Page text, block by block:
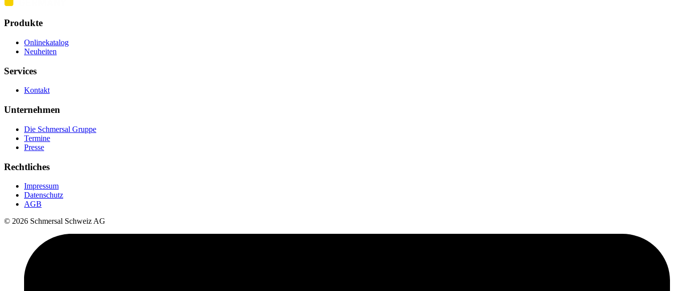
Produkte
Onlinekatalog
Neuheiten
Services
Kontakt
Unternehmen
Die Schmersal Gruppe
Termine
Presse
Rechtliches
Impressum
Datenschutz
AGB
© 2026 Schmersal Schweiz AG